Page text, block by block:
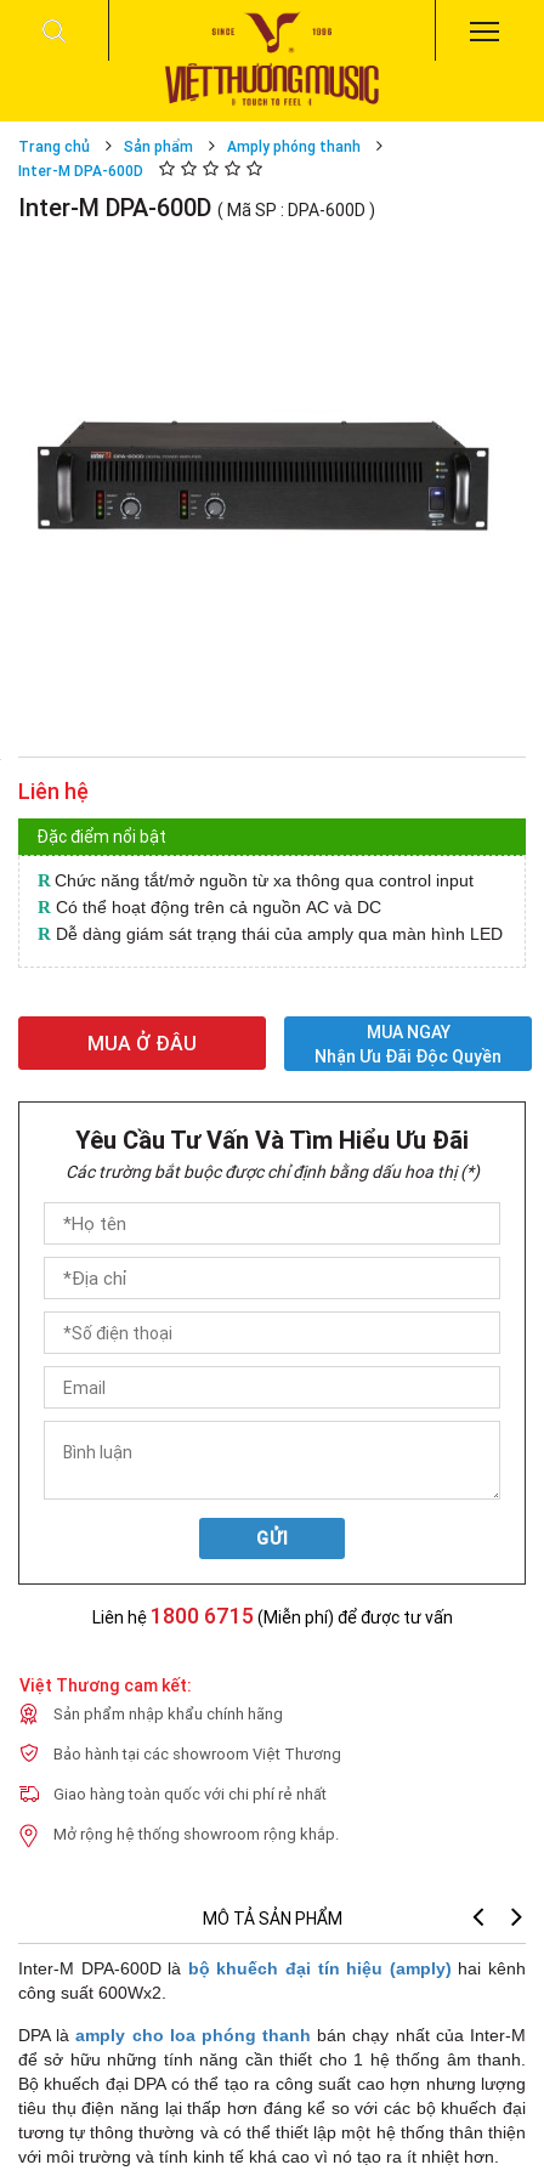
Trang chủ Sản phẩm
Amply phóng thanh
Inter-M DPA-600D
Inter-M DPA-600D ( Mã SP : DPA-600D )
Liên hệ
Đặc điểm nổi bật
RChức năng tắt/mở nguồn từ xa thông qua control input
R Có thể hoạt động trên cả nguồn AC và DC
R Dễ dàng giám sát trạng thái của amply qua màn hình LED
MUA Ở ĐÂU
MUA NGAY
Nhận Ưu Đãi Độc Quyền
Yêu Cầu Tư Vấn Và Tìm Hiểu Ưu Đãi
Các trường bắt buộc được chỉ định bằng dấu hoa thị (*)
GỬI
Liên hệ 1800 6715 (Miễn phí) để được tư vấn
Việt Thương cam kết:
Sản phẩm nhập khẩu chính hãng
Bảo hành tại các showroom Việt Thương
Giao hàng toàn quốc với chi phí rẻ nhất
Mở rộng hệ thống showroom rộng khắp.
MÔ TẢ SẢN PHẨM
Inter-M DPA-600D là bộ khuếch đại tín hiệu (amply) hai kênh
công suất 600Wx2.
DPA làamply cho loa phóng thanh bán chạy nhất của Inter-M
để sở hữu những tính năng cần thiết cho 1 hệ thống âm thanh.
Bộ khuếch đại DPA có thể tạo ra công suất cao hợn nhưng lượng
tiêu thụ điện năng lại thấp hơn đáng kể so với các bộ khuếch đại
tương tự thông thường và có thể thiết lập một hệ thống thân thiện
với môi trường và tính kinh tế khá cao vì nó tạo ra ít nhiệt hơn.